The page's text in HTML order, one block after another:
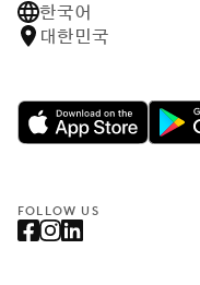
한국어
대한민국
FOLLOW US